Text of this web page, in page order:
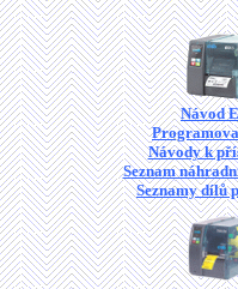
Návod
Návody k
Seznam
Seznamy dílů